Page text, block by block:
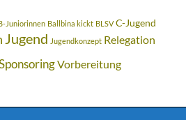
Juniorinnen Ballbina kickt BLSV C-Jugend
Jugend Jugendkonzept Relegation
Vorbereitung